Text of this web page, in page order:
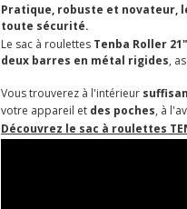
Pratique, robuste et novateur,
toute sécurité.
Le sac à roulettes Tenba Roller
deux barres en métal rigides,
Vous trouverez à l'intérieur
votre appareil et des poches, à
Découvrez le sac à roulettes